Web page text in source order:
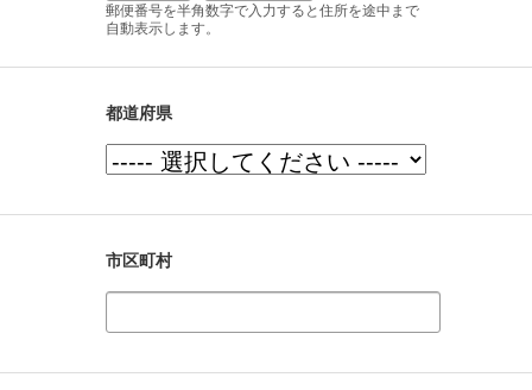
郵便番号を半角数字で入力すると住所を途中まで
自動表示します。
都道府県
市区町村